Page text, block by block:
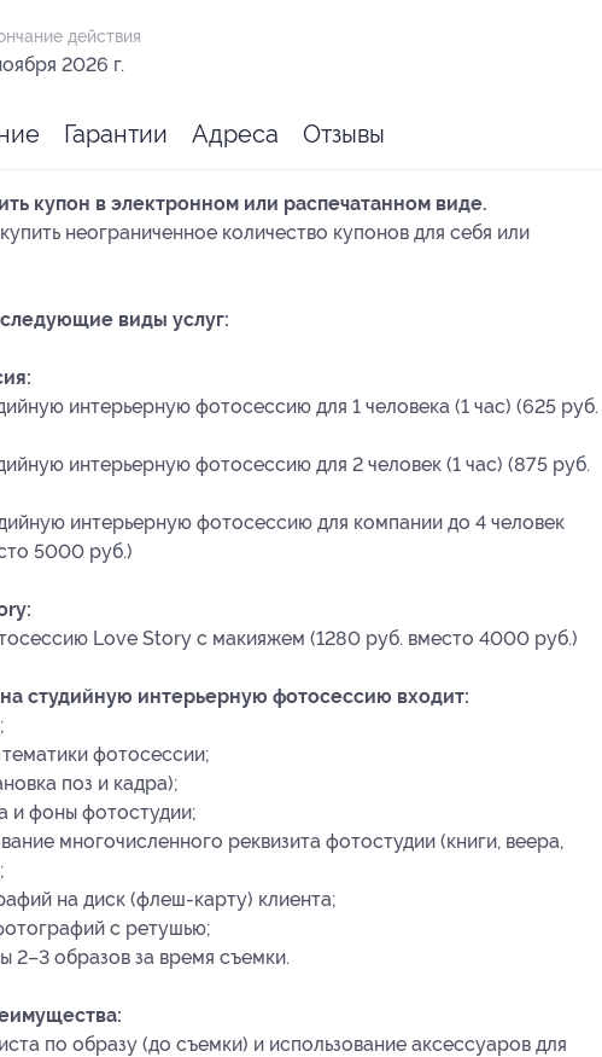
действия
2026 г.
Гарантии Адреса Отзывы
купон в электронном или распечатанном виде.
неограниченное количество купонов для себя или
виды услуг:
интерьерную фотосессию для 1 человека (1 час) (625 руб.
интерьерную фотосессию для 2 человек (1 час) (875 руб.
интерьерную фотосессию для компании до 4 человек
5000 руб.)
Love Story с макияжем (1280 руб. вместо 4000 руб.)
студийную интерьерную фотосессию входит:
фотосессии;
поз и кадра);
и фоны фотостудии;
многочисленного реквизита фотостудии (книги, веера,
на диск (флеш-карту) клиента;
с ретушью;
2–3 образов за время съемки.
по образу (до съемки) и использование аксессуаров для